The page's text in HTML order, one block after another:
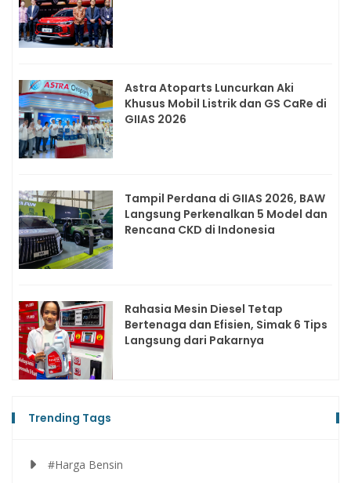
Astra Atoparts Luncurkan Aki
Khusus Mobil Listrik dan GS CaRe di
GIIAS 2026
Tampil Perdana di GIIAS 2026, BAW
Langsung Perkenalkan 5 Model dan
Rencana CKD di Indonesia
Rahasia Mesin Diesel Tetap
Bertenaga dan Efisien, Simak 6 Tips
Langsung dari Pakarnya
Trending Tags
#Harga Bensin